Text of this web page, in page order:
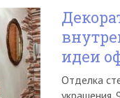
идеи
Отделка
украшения.